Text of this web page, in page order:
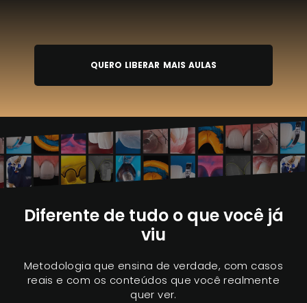
QUERO LIBERAR MAIS AULAS
Diferente de tudo o que você já
viu
Metodologia que ensina de verdade, com casos
reais e com os conteúdos que você realmente
quer ver.